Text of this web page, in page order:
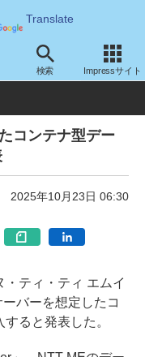
Translate
検索 Impressサイト
タセンター
コンテナ型デー
2025年10月23日 06:30
ティ・ティ エムイ
バーを想定したコ
ると発表した。